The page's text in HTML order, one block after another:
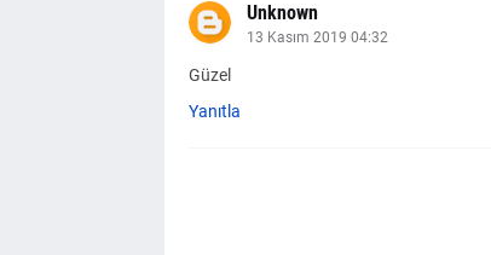
Unknown
13 Kasım 2019 04:32
Güzel
Yanıtla